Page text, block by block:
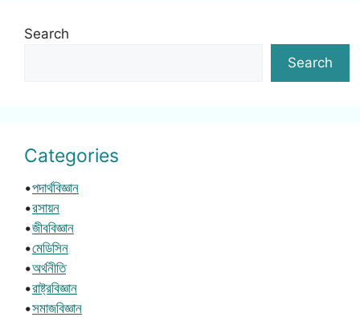
Search
Search
Categories
•পদার্থবিজ্ঞান
•রসায়ন
•জীববিজ্ঞান
•মেডিসিন
•অর্থনীতি
•রাষ্ট্রবিজ্ঞান
•সমাজবিজ্ঞান